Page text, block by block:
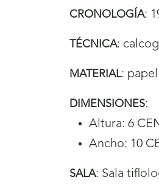
CRONOLOGÍA:
TÉCNICA:
MATERIAL:
DIMENSIONES:
Altura: 6
Ancho: 10
SALA: Sala